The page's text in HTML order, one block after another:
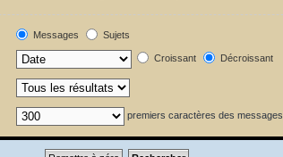
Messages
Sujets
Croissant Décroissant
premiers caractères des messages